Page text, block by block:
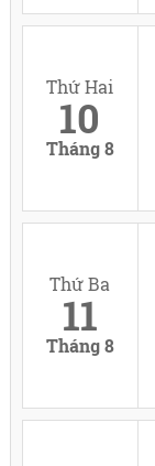
Thứ Hai
10
Tháng 8
Thứ Ba
11
Tháng 8